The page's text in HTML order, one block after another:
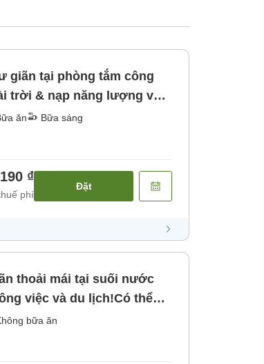
giãn tại phòng tắm công
trời & nạp năng lượng với
muộn đến 23 giờ [Bữa
ăn Bữa sáng
₫
phí
Đặt
thoải mái tại suối nước
việc và du lịch!Có thể
[Không bao gồm bữa
bữa ăn